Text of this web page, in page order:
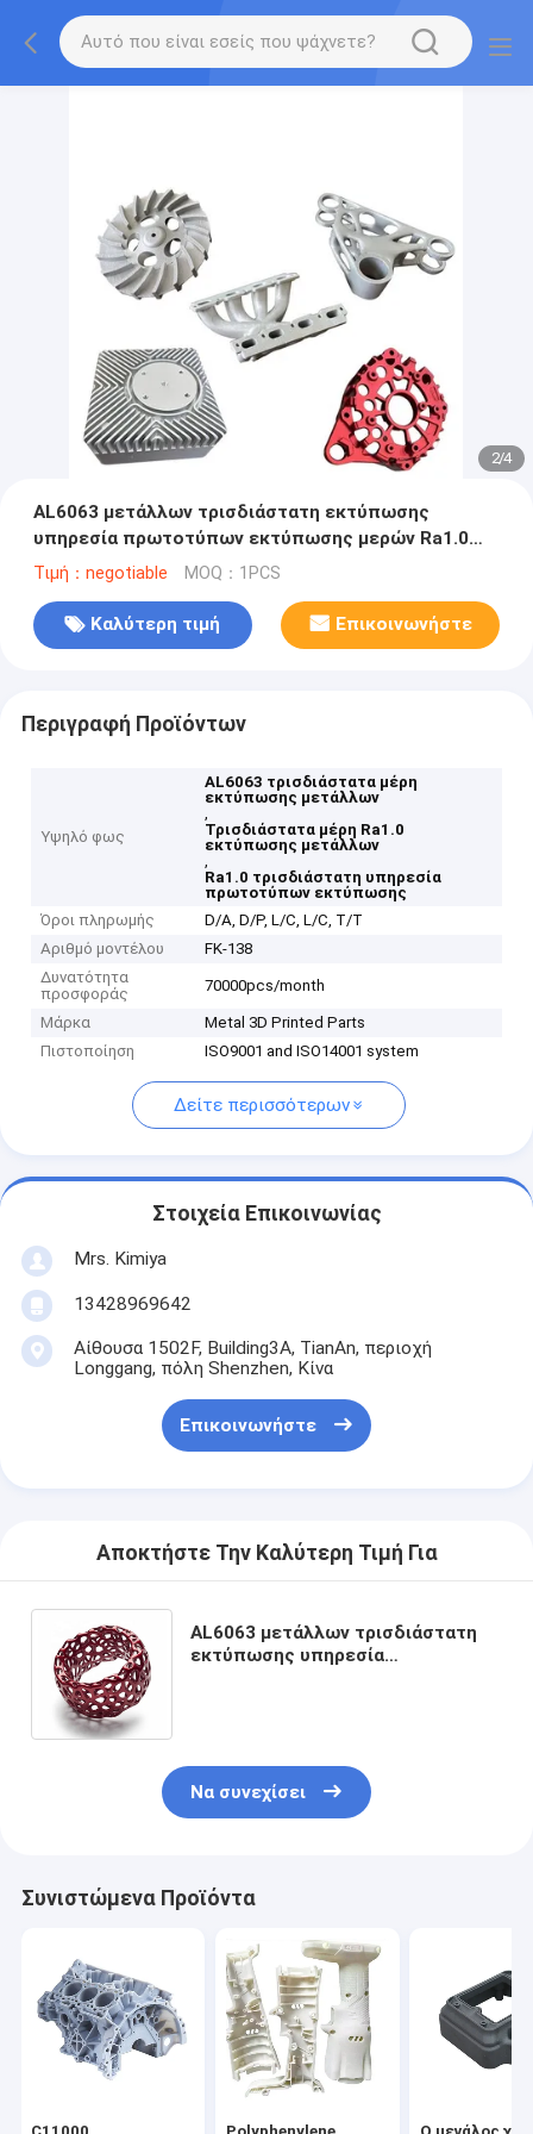
2/4
AL6063 μετάλλων τρισδιάστατη εκτύπωσης
υπηρεσία πρωτοτύπων εκτύπωσης μερών Ra1.0
τρισδιάστατη για ιατρικό
Τιμή：negotiable MOQ：1PCS
Καλύτερη τιμή Επικοινωνήστε
Περιγραφή Προϊόντων
Υψηλό φως
AL6063 τρισδιάστατα μέρη
εκτύπωσης μετάλλων
,
Τρισδιάστατα μέρη Ra1.0
εκτύπωσης μετάλλων
,
Ra1.0 τρισδιάστατη υπηρεσία
πρωτοτύπων εκτύπωσης
Όροι πληρωμής
D/A, D/P, L/C, L/C, T/T
Αριθμό μοντέλου
FK-138
Δυνατότητα
προσφοράς
70000pcs/month
Μάρκα
Metal 3D Printed Parts
Πιστοποίηση
ISO9001 and ISO14001 system
Δείτε περισσότερων
Στοιχεία Επικοινωνίας
Mrs. Kimiya
13428969642
Αίθουσα 1502F, Building3A, TianAn, περιοχή
Longgang, πόλη Shenzhen, Κίνα
Επικοινωνήστε
Αποκτήστε Την Καλύτερη Τιμή Για
AL6063 μετάλλων τρισδιάστατη
εκτύπωσης υπηρεσία
Να συνεχίσει
Συνιστώμενα Προϊόντα